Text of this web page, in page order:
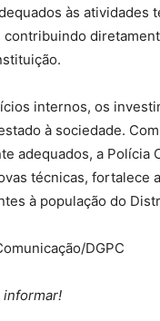
às
internos, os
à sociedade.
adequados, a Polícia
técnicas, fortalece
à população do
DGPC
informar!